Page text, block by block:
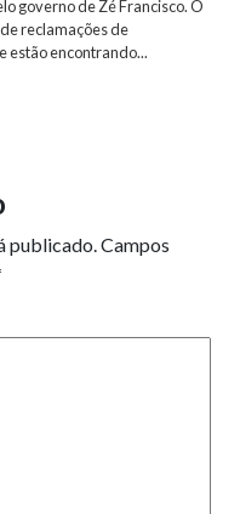
governo de Zé Francisco. O
reclamações de
estão encontrando...
publicado. Campos